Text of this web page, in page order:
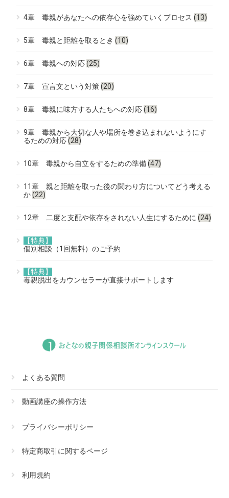
4章 毒親があなたへの依存心を強めていくプロセス(13)
5章 毒親と距離を取るとき(10)
6章 毒親への対応(25)
7章 宣言文という対策(20)
8章 毒親に味方する人たちへの対応(16)
9章 毒親から大切な人や場所を巻き込まれないようにす
るための対応(28)
10章 毒親から自立をするための準備(47)
11章 親と距離を取った後の関わり方についてどう考える
か(22)
12章 二度と支配や依存をされない人生にするために(24)
【特典】
個別相談（1回無料）のご予約
【特典】
毒親脱出をカウンセラーが直接サポートします
よくある質問
動画講座の操作方法
プライバシーポリシー
特定商取引に関するページ
利用規約